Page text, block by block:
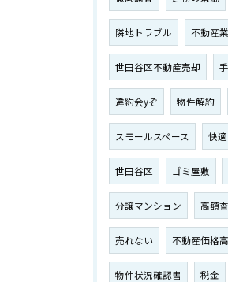
隣地トラブル 不動産
世田谷区不動産売却
違約会yぞ 物件解約
スモールスペース 快
世田谷区 ゴミ屋敷
分譲マンション 高額
売れない 不動産価格
物件状況確認書 税金